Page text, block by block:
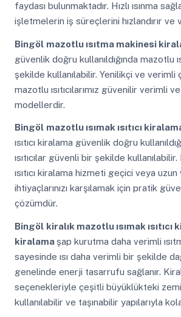
faydası bulunmaktadır. Hızlı ısınma
işletmelerin iş süreçlerini hızlandırır ve
Bingöl mazotlu ısıtma makinesi
güvenlik doğru kullanıldığında mazotlu
şekilde kullanılabilir. Yenilikçi ve verimli
mazotlu ısıtıcılarımız güvenilir verimli
modellerdir.
Bingöl mazotlu ısımak ısıtıcı
ısıtıcı kiralama güvenlik doğru
ısıtıcılar güvenli bir şekilde kullanılabilir.
ısıtıcı kiralama hizmeti geçici veya uzun
ihtiyaçlarınızı karşılamak için pratik
çözümdür.
Bingöl kiralık mazotlu ısımak ısıtıcı
kiralama şap kurutma daha verimli
sayesinde ısı daha verimli bir şekilde
genelinde enerji tasarrufu sağlanır.
seçenekleriyle çeşitli büyüklükteki
kullanılabilir ve taşınabilir yapılarıyla